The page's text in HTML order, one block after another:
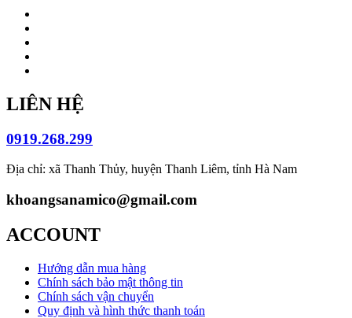
LIÊN HỆ
0919.268.299
Địa chỉ: xã Thanh Thủy, huyện Thanh Liêm, tỉnh Hà Nam
khoangsanamico@gmail.com
ACCOUNT
Hướng dẫn mua hàng
Chính sách bảo mật thông tin
Chính sách vận chuyển
Quy định và hình thức thanh toán